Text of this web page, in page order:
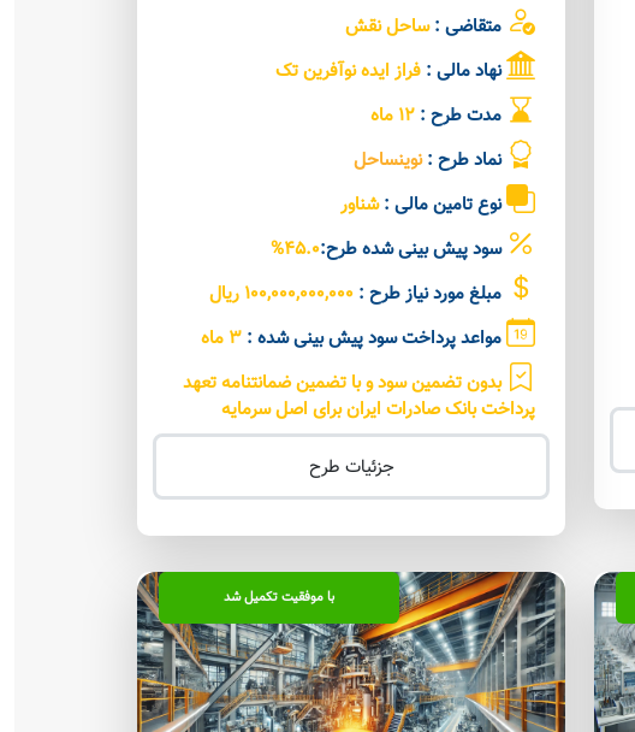
متقاضی :ساحل نقش
نهاد مالی : فراز ایده نوآفرین تک
مدت طرح : 12 ماه
نماد طرح : نوینساحل
نوع تامین مالی :شناور
سود پیش بینی شده طرح:45.0%
مبلغ مورد نیاز طرح : 100,000,000,000 ریال
مواعد پرداخت سود پیش بینی شده :
بدون تضمین سود و با تضمین ضمانتنامه تعهد
پرداخت بانک صادرات ایران برای اصل سرمایه
جزئیات طرح
با موفقیت تکمیل شد